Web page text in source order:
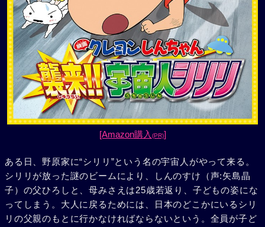
[Amazon購入 (PR)]
ある日、野原家に“シリリ”という名の宇宙人がやって来る。
シリリが放った謎のビームにより、しんのすけ（声:矢島晶
子）の父ひろしと、母みさえは25歳若返り、子どもの姿にな
ってしまう。大人に戻るためには、日本のどこかにいるシリ
リの父親のもとに行かなければならないという。全員が子ど